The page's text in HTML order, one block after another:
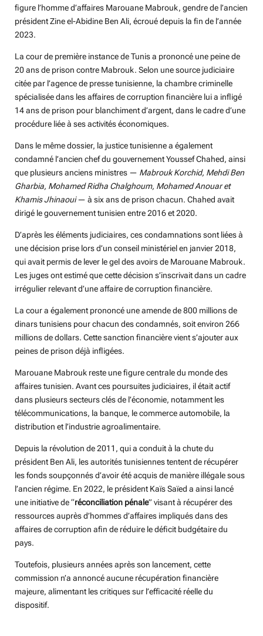
figure l’homme d’affaires Marouane Mabrouk, gendre de l’ancien
président Zine el-Abidine Ben Ali, écroué depuis la fin de l’année
2023.
La cour de première instance de Tunis a prononcé une peine de
20 ans de prison contre Mabrouk. Selon une source judiciaire
citée par l’agence de presse tunisienne, la chambre criminelle
spécialisée dans les affaires de corruption financière lui a infligé
14 ans de prison pour blanchiment d’argent, dans le cadre d’une
procédure liée à ses activités économiques.
Dans le même dossier, la justice tunisienne a également
condamné l’ancien chef du gouvernement Youssef Chahed, ainsi
que plusieurs anciens ministres — Mabrouk Korchid, Mehdi Ben
Gharbia, Mohamed Ridha Chalghoum, Mohamed Anouar et
Khamis Jhinaoui— à six ans de prison chacun. Chahed avait
dirigé le gouvernement tunisien entre 2016 et 2020.
D’après les éléments judiciaires, ces condamnations sont liées à
une décision prise lors d’un conseil ministériel en janvier 2018,
qui avait permis de lever le gel des avoirs de Marouane Mabrouk.
Les juges ont estimé que cette décision s’inscrivait dans un cadre
irrégulier relevant d’une affaire de corruption financière.
La cour a également prononcé une amende de 800 millions de
dinars tunisiens pour chacun des condamnés, soit environ 266
millions de dollars. Cette sanction financière vient s’ajouter aux
peines de prison déjà infligées.
Marouane Mabrouk reste une figure centrale du monde des
affaires tunisien. Avant ces poursuites judiciaires, il était actif
dans plusieurs secteurs clés de l’économie, notamment les
télécommunications, la banque, le commerce automobile, la
distribution et l’industrie agroalimentaire.
Depuis la révolution de 2011, qui a conduit à la chute du
président Ben Ali, les autorités tunisiennes tentent de récupérer
les fonds soupçonnés d’avoir été acquis de manière illégale sous
l’ancien régime. En 2022, le président Kaïs Saïed a ainsi lancé
une initiative de “réconciliation pénale” visant à récupérer des
ressources auprès d’hommes d’affaires impliqués dans des
affaires de corruption afin de réduire le déficit budgétaire du
pays.
Toutefois, plusieurs années après son lancement, cette
commission n’a annoncé aucune récupération financière
majeure, alimentant les critiques sur l’efficacité réelle du
dispositif.